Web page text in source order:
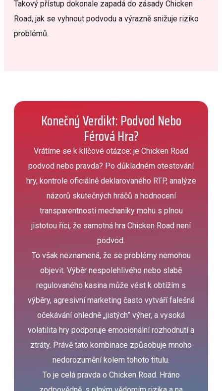
Takový přístup dokonale zapadá do zásady Chicken
Road, jak se vyhnout podvodu a výrazně snižuje riziko
problémů.
Konečný Verdikt: Podvod Nebo
Férová Hra?
Vrátíme se k klíčové otázce: je Chicken Road
podvod nebo pravda? Po důkladném otestování
hry, kontrole oficiálně deklarovaného RTP, analýze
názorů skutečných hráčů a hodnocení
transparentnosti mechaniky mohu s plnou
jistotou říci, že samotná hra Chicken Road není
podvod.
To však neznamená, že se problémy nemohou
objevit. Výběr nespolehlivého nebo slabě
regulovaného kasina může vést k obtížím s
výběry, agresivní marketing často vytváří falešná
očekávání ohledně „jistých” výher, a vysoká
volatilita hry podporuje emocionální rozhodnutí a
ztráty. Právě tato kombinace způsobuje mnoho
nedorozumění kolem tohoto titulu.
To je celá pravda o Chicken Road. Hráno